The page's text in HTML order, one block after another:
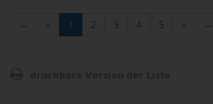
← « 1 2 3 4 5 » →